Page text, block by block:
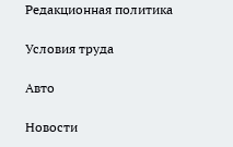
Редакционная политика
Условия труда
Авто
Новости